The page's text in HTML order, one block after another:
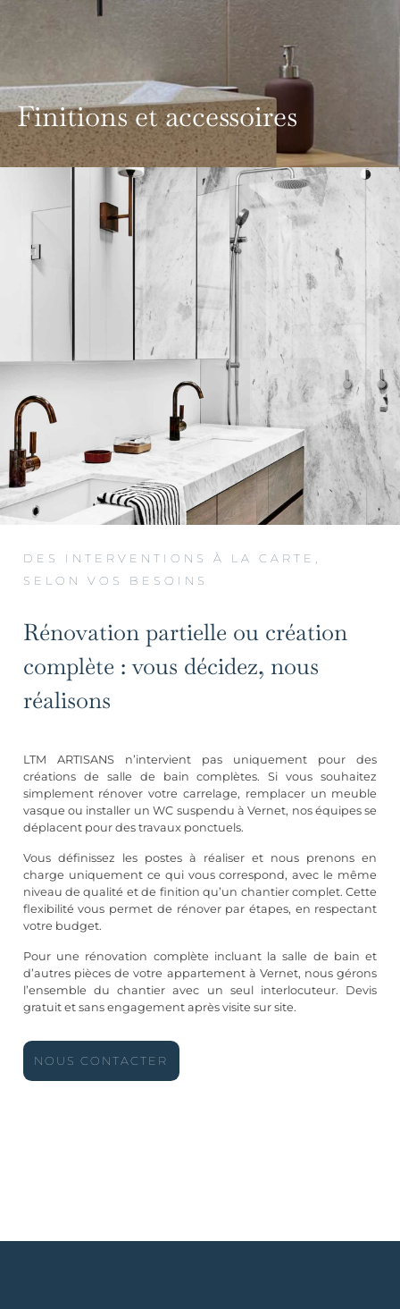
Finitions et accessoires
DES INTERVENTIONS À LA CARTE,
SELON VOS BESOINS
Rénovation partielle ou création
complète : vous décidez, nous
réalisons
LTM ARTISANS n’intervient pas uniquement pour des
créations de salle de bain complètes. Si vous souhaitez
simplement rénover votre carrelage, remplacer un meuble
vasque ou installer un WC suspendu à Vernet, nos équipes se
déplacent pour des travaux ponctuels.
Vous définissez les postes à réaliser et nous prenons en
charge uniquement ce qui vous correspond, avec le même
niveau de qualité et de finition qu’un chantier complet. Cette
flexibilité vous permet de rénover par étapes, en respectant
votre budget.
Pour une rénovation complète incluant la salle de bain et
d’autres pièces de votre appartement à Vernet, nous gérons
l’ensemble du chantier avec un seul interlocuteur. Devis
gratuit et sans engagement après visite sur site.
NOUS CONTACTER